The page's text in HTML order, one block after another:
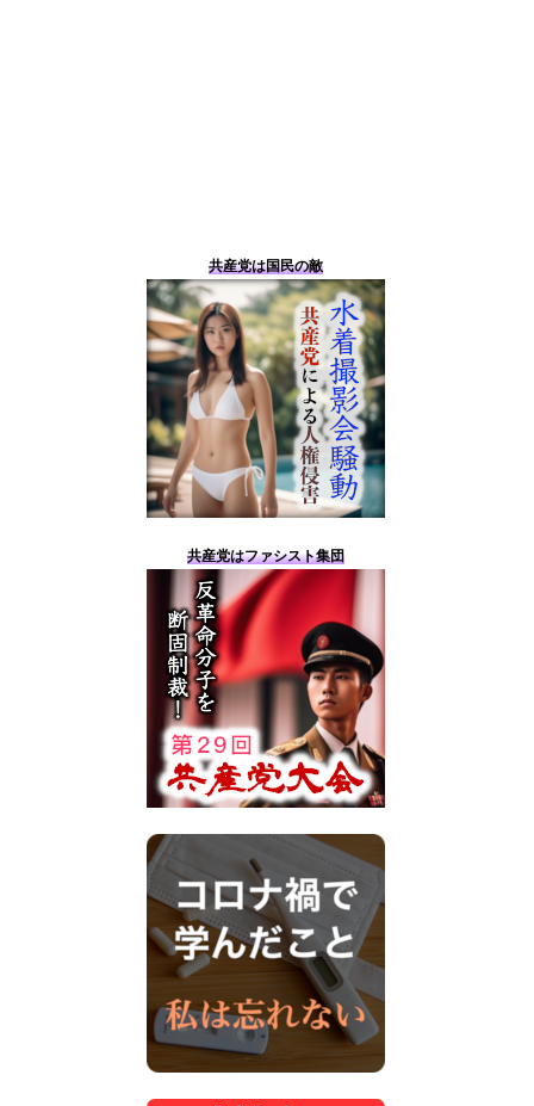
共産党は国民の敵
共産党はファシスト集団